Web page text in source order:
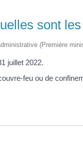
sont
(Première
juillet 2022.
feu ou de